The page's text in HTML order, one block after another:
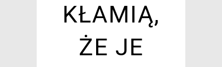
KŁAMIĄ,
ŻE JE